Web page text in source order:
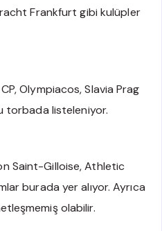
Frankfurt gibi kulüpler
Olympiacos, Slavia Prag
torbada listeleniyor.
Saint-Gilloise, Athletic
burada yer alıyor. Ayrıca
olabilir.